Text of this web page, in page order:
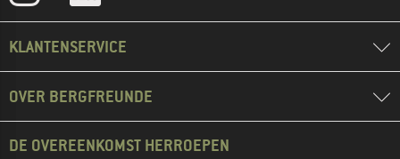
KLANTENSERVICE
OVER BERGFREUNDE
DE OVEREENKOMST HERROEPEN